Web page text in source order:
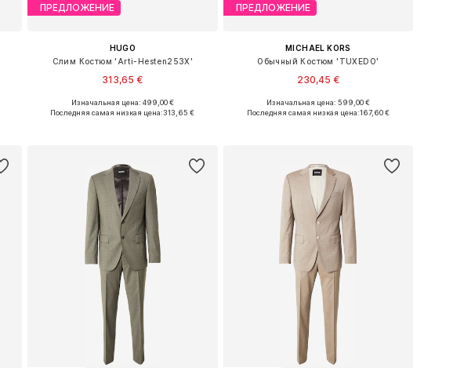
ПРЕДЛОЖЕНИЕ
HUGO
Слим Костюм 'Arti-Hesten253X'
313,65 €
Доступные размеры: 46, 52, 98
Изначальная цена: 499,00 €
Последняя самая низкая цена:313,65 €
ПРЕДЛОЖЕНИЕ
MICHAEL KORS
Обычный Костюм 'TUXEDO'
230,45 €
Доступные размеры: 48, 50, 52, 54, 56
Изначальная цена: 599,00 €
Последняя самая низкая цена:167,60 €